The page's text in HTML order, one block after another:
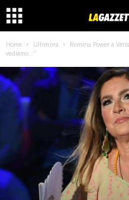
Home Ultim'ora
Romina Power a
vediamo…”